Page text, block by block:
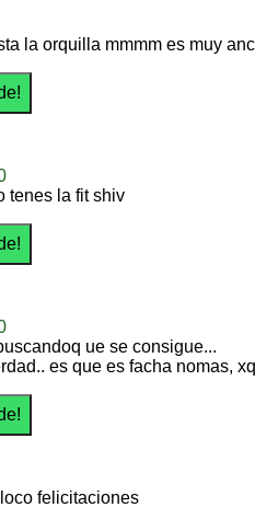
la orquilla mmmm es muy
tenes la fit shiv
ue se consigue...
es que es facha nomas,
felicitaciones